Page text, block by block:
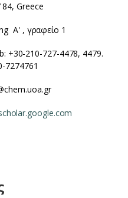
Greece
Α' , γραφείο 1
+30-210-727-4478, 4479.
7274761